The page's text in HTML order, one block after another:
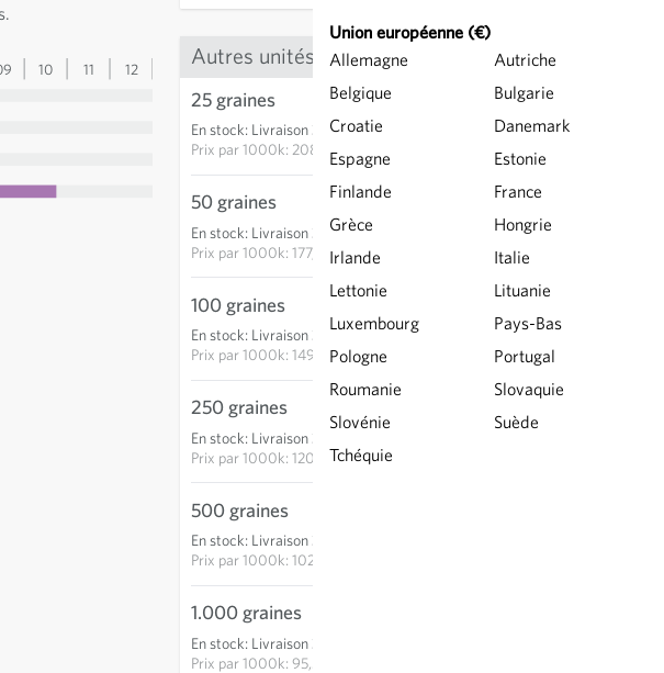
Union européenne (€)
Allemagne
Autriche
Belgique
Bulgarie
Croatie
Danemark
Espagne
Estonie
Finlande
France
Grèce
Hongrie
Irlande
Italie
Lettonie
Lituanie
Luxembourg
Pays-Bas
Pologne
Portugal
Roumanie
Slovaquie
Slovénie
Suède
Tchéquie
10 11 12
Autres unités
25 graines
En stock: Livraison 3-5 jours
Prix par1000k: 208,00 €
5,20 €
AJOUTER AU PANIER
50 graines
En stock: Livraison 3-5 jours
Prix par1000k: 177,00 €
100 graines
En stock: Livraison 3-5 jours
Prix par1000k: 149,50 €
14,95 €
250 graines
En stock: Livraison 3-5 jours
Prix par1000k: 120,20 €
500 graines
En stock: Livraison 3-5 jours
Prix par1000k: 102,70 €
1.000 graines
En stock: Livraison 3-5 jours
Prix par1000k: 95,50 €